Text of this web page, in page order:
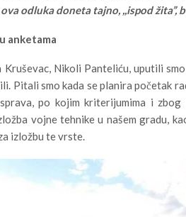
odluka doneta tajno, ,,ispod žita”,
anketama
Nikoli Panteliću, uputili
Pitali smo kada se planira početak
po kojim kriterijumima i
vojne tehnike u našem gradu,
izložbu te vrste.